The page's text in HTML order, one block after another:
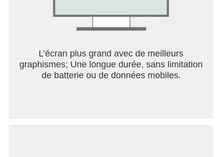
Fonctionne uniquement avec des appareils
L’écran plus grand avec de meilleurs
graphismes; Une longue durée, sans limitation
de batterie ou de données mobiles.